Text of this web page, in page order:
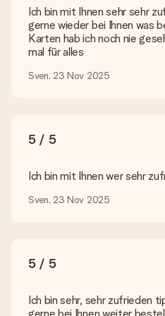
Suchst du ein spezielles
bestimmten Farbe aber wirst
Kontaktiere bitte unseren
weitergeholfen!
Wie füge ich eine
persönliche Nachricht
Wird mein Geschenk in
Derzeit bieten wir (noch) keinen
Geschenke werden in einer
Kann ich ein Lieferdatum
Ich bin mit Ihnen sehr sehr
gerne wieder bei Ihnen was
Karten hab ich noch nie
mal für alles
Sven, 23 Nov 2025
5 / 5
Ich bin mit Ihnen wer sehr
Sven, 23 Nov 2025
5 / 5
Ich bin sehr, sehr zufrieden